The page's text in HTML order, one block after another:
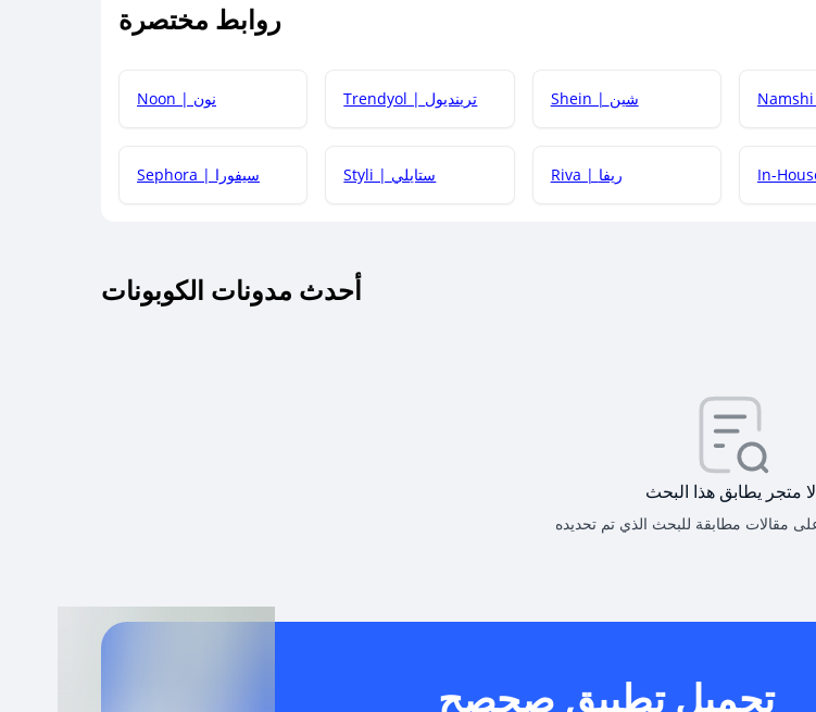
روابط مختصرة
Noon | نون Trendyol | ترينديول Shein | شين
Sephora | سيفورا Styli | ستايلي Riva | ريفا
أحدث مدونات الكوبونات
لا متجر يطابق هذا البحث
تحميل تطبيق صحصح